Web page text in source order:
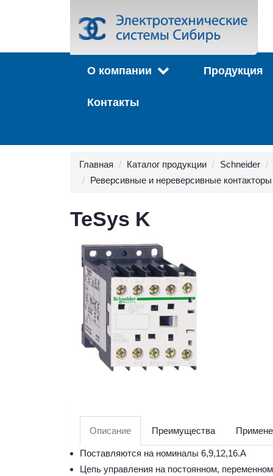
О компании Продукция
Контакты
Главная Каталог продукции
Schneider
Реверсивные и нереверсивные контакторы
TeSys K
Описание Преимущества
Поставляются на номиналы 6,9,12,16.А
Цепь управления на постоянном,